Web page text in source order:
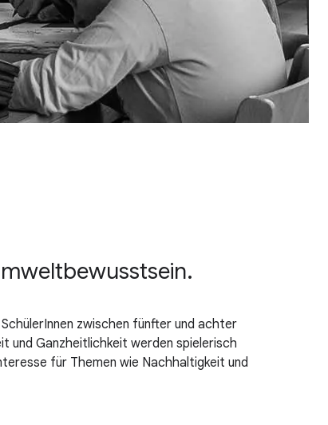
zwischen fünfter und achter
und Ganzheitlichkeit werden spielerisch
für Themen wie Nachhaltigkeit und